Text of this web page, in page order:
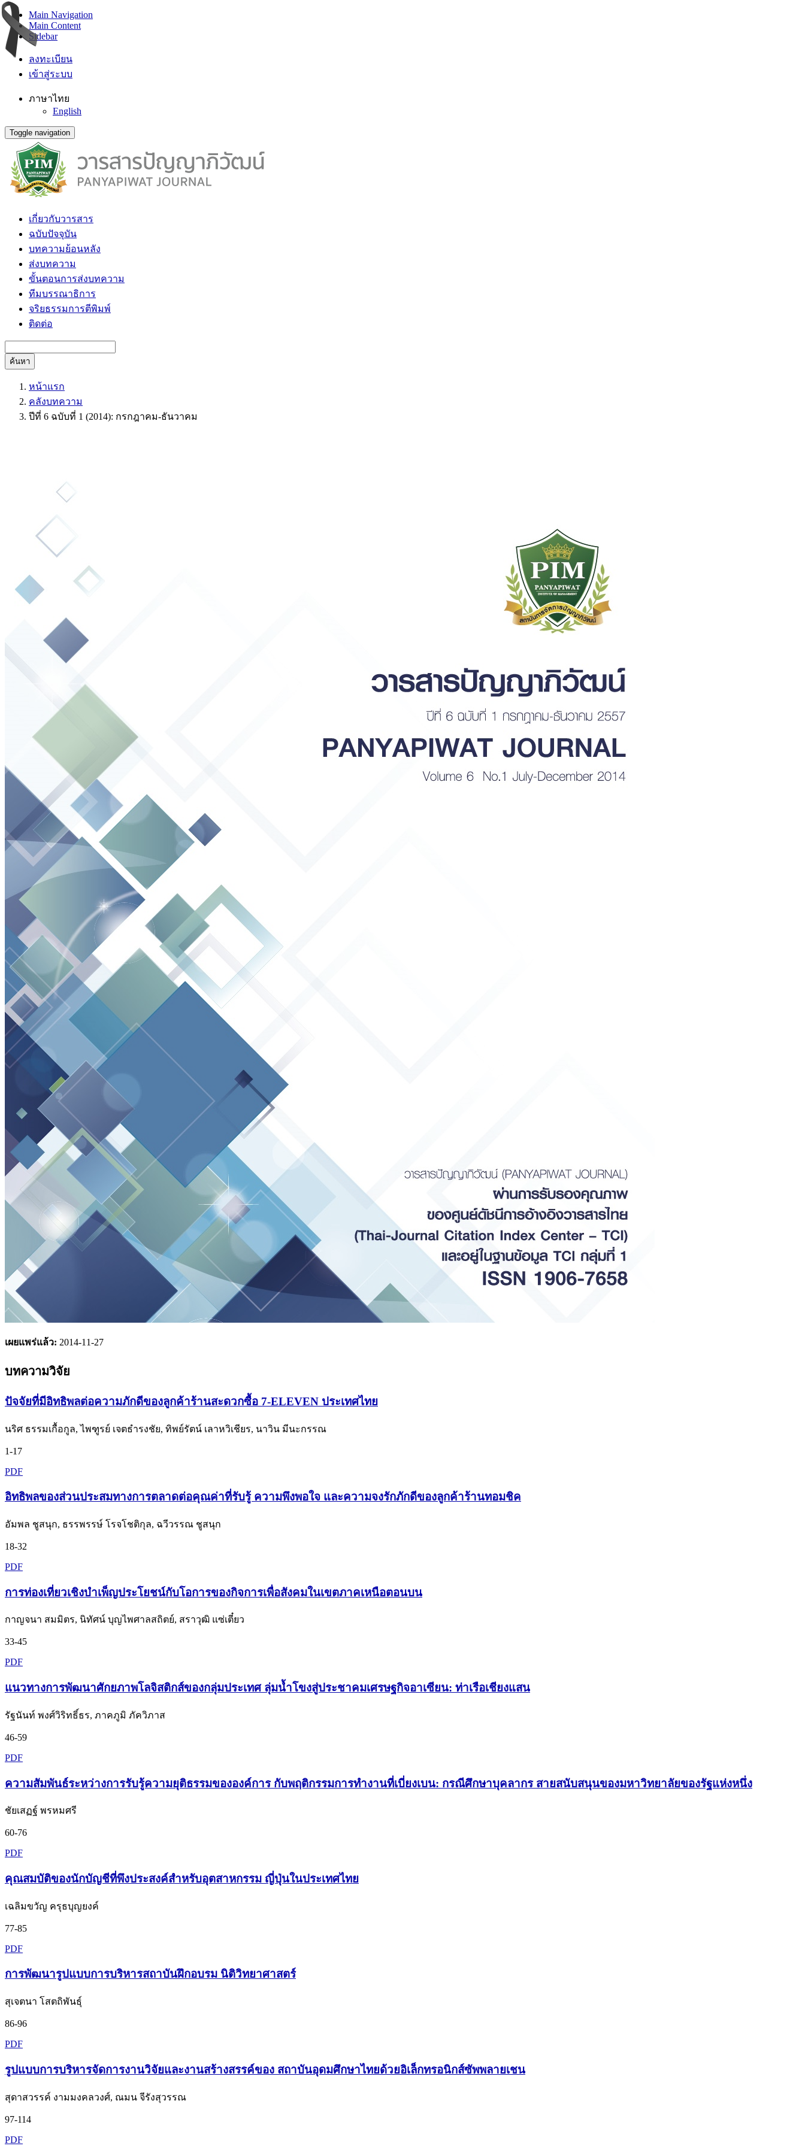
Main Navigation
Main Content
Sidebar
ลงทะเบียน
เข้าสู่ระบบ
ภาษาไทย
English
Toggle navigation
เกี่ยวกับวารสาร
ฉบับปัจจุบัน
บทความย้อนหลัง
ส่งบทความ
ขั้นตอนการส่งบทความ
ทีมบรรณาธิการ
จริยธรรมการตีพิมพ์
ติดต่อ
ค้นหา
หน้าแรก
คลังบทความ
ปีที่ 6 ฉบับที่ 1 (2014): กรกฎาคม-ธันวาคม
เผยแพร่แล้ว: 2014-11-27
บทความวิจัย
ปัจจัยที่มีอิทธิพลต่อความภักดีของลูกค้าร้านสะดวกซื้อ 7-ELEVEN ประเทศไทย
นริศ ธรรมเกื้อกูล, ไพฑูรย์ เจตธำรงชัย, ทิพย์รัตน์ เลาหวิเชียร, นาวิน มีนะกรรณ
1-17
PDF
อิทธิพลของส่วนประสมทางการตลาดต่อคุณค่าที่รับรู้ ความพึงพอใจ และความจงรักภักดีของลูกค้าร้านทอมชิค
อัมพล ชูสนุก, ธรรพรรษ์ โรจโชติกุล, ฉวีวรรณ ชูสนุก
18-32
PDF
การท่องเที่ยวเชิงบำเพ็ญประโยชน์กับโอการของกิจการเพื่อสังคมในเขตภาคเหนือตอนบน
กาญจนา สมมิตร, นิทัศน์ บุญไพศาลสถิตย์, สราวุฒิ แซ่เตี๋ยว
33-45
PDF
แนวทางการพัฒนาศักยภาพโลจิสติกส์ของกลุ่มประเทศ ลุ่มน้ำโขงสู่ประชาคมเศรษฐกิจอาเซียน: ท่าเรือเชียงแสน
รัฐนันท์ พงศ์วิริทธิ์ธร, ภาคภูมิ ภัควิภาส
46-59
PDF
ความสัมพันธ์ระหว่างการรับรู้ความยุติธรรมขององค์การ กับพฤติกรรมการทำงานที่เบี่ยงเบน: กรณีศึกษาบุคลากร สายสนับสนุนของมหาวิทยาลัยของรัฐแห่งหนึ่ง
ชัยเสฏฐ์ พรหมศรี
60-76
PDF
คุณสมบัติของนักบัญชีที่พึงประสงค์สำหรับอุตสาหกรรม ญี่ปุ่นในประเทศไทย
เฉลิมขวัญ ครุธบุญยงค์
77-85
PDF
การพัฒนารูปแบบการบริหารสถาบันฝึกอบรม นิติวิทยาศาสตร์
สุเจตนา โสตถิพันธุ์
86-96
PDF
รูปแบบการบริหารจัดการงานวิจัยและงานสร้างสรรค์ของ สถาบันอุดมศึกษาไทยด้วยอิเล็กทรอนิกส์ซัพพลายเชน
สุดาสวรรค์ งามมงคลวงศ์, ณมน จีรังสุวรรณ
97-114
PDF